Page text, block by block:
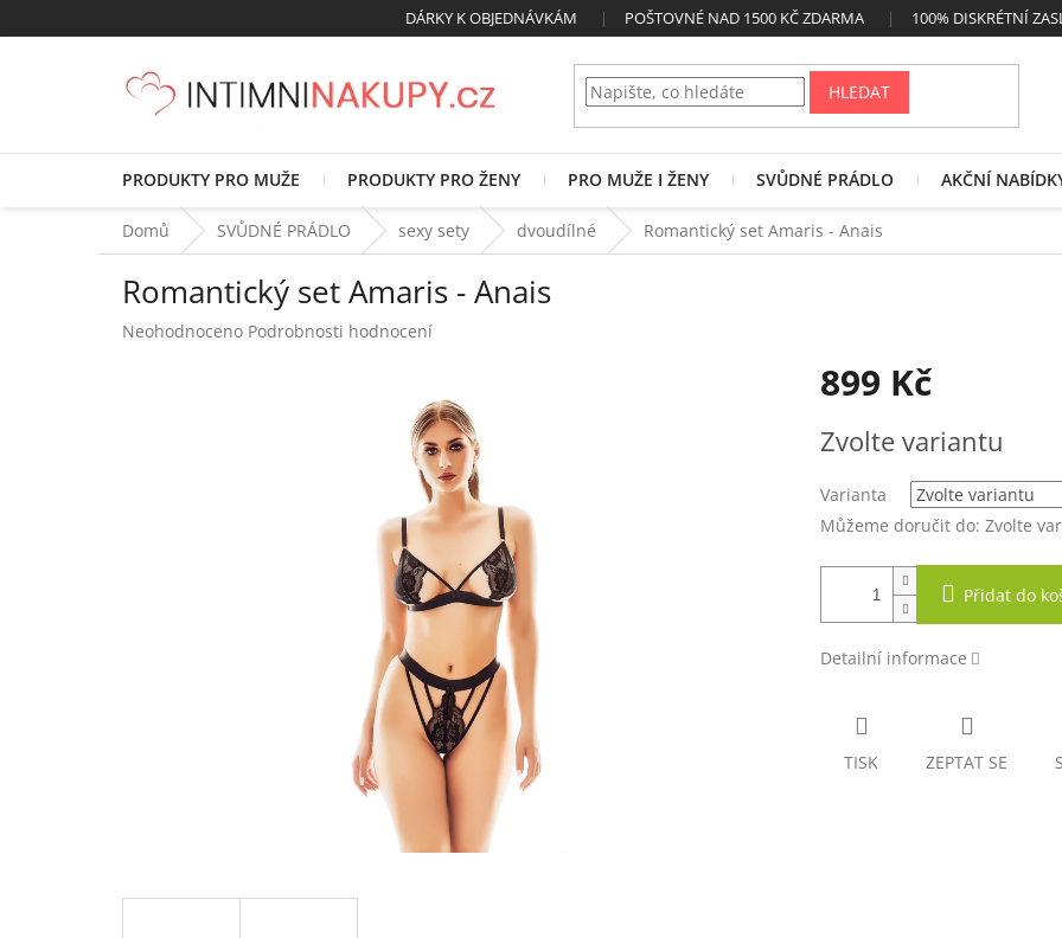
na
DÁRKY K OBJEDNÁVKÁM POŠTOVNÉ NAD 1500 KČ ZDARMA 100% DISKRÉTNÍ
HLEDAT
PRODUKTY PRO MUŽE PRODUKTY PRO ŽENY PRO MUŽE I ŽENY SVŮDNÉ PRÁDLO AKČNÍ
Domů SVŮDNÉ PRÁDLO sexy sety dvoudílné Romantický set Amaris - Anais
Romantický set Amaris - Anais
Průměrné
Neohodnoceno Podrobnosti hodnocení
899 Kč
cena:
Zvolte variantu
Varianta
Můžeme doručit do: Zvolte
Přidat do
Detailní informace
TISK ZEPTAT SE